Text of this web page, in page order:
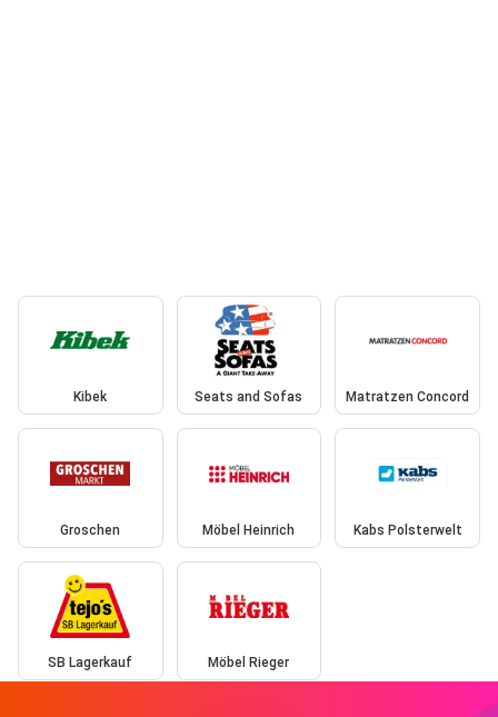
Kibek Seats and Sofas Matratzen Concord
Groschen Möbel Heinrich Kabs Polsterwelt
SB Lagerkauf Möbel Rieger